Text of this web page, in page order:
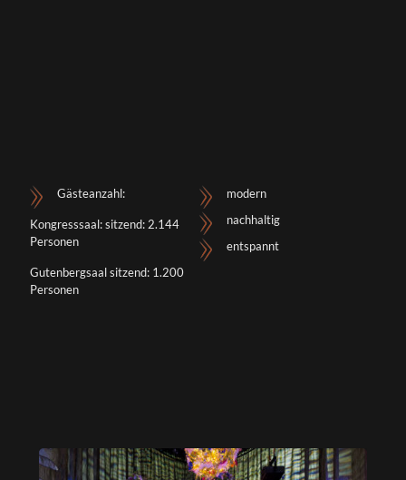
Gästeanzahl:
Kongresssaal: sitzend: 2.144
Personen
Gutenbergsaal sitzend: 1.200
Personen
modern
nachhaltig
entspannt